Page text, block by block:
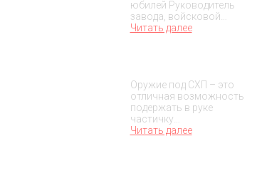
юбилей Руководитель
завода, войсковой…
Читать далее
Оружие под СХП – это
отличная возможность
подержать в руке
частичку…
Читать далее